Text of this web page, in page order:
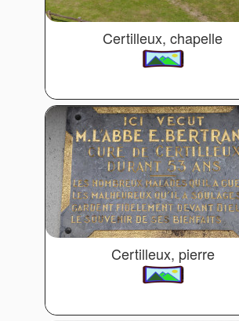
Certilleux, chapelle
Certilleux, pierre